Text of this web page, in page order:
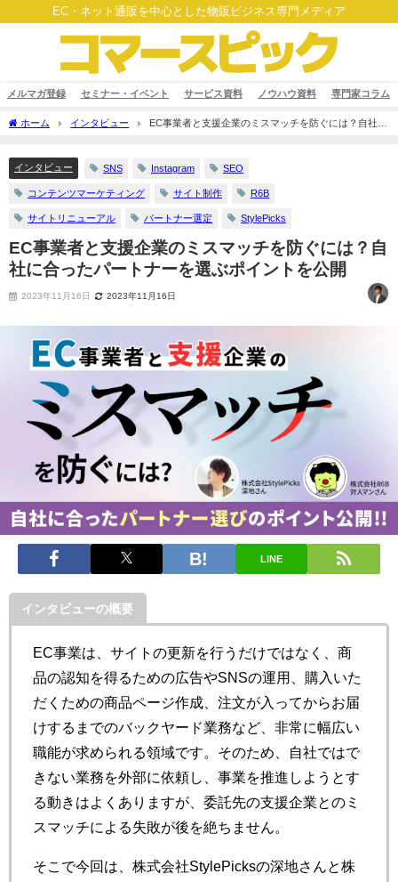
EC・ネット通販を中心とした物販ビジネス専門メディア
メルマガ登録 セミナー・イベント サービス資料 ノウハウ資料 専門家コラム
ホーム インタビュー
EC事業者と支援企業のミスマッチを防ぐには？自社に
インタビュー SNS Instagram SEO
コンテンツマーケティング サイト制作 R6B
サイトリニューアル パートナー選定 StylePicks
EC事業者と支援企業のミスマッチを防ぐには？自
社に合ったパートナーを選ぶポイントを公開
2023年11月16日 2023年11月16日
LINE
インタビューの概要
EC事業は、サイトの更新を行うだけではなく、商
品の認知を得るための広告やSNSの運用、購入いた
だくための商品ページ作成、注文が入ってからお届
けするまでのバックヤード業務など、非常に幅広い
職能が求められる領域です。そのため、自社ではで
きない業務を外部に依頼し、事業を推進しようとす
る動きはよくありますが、委託先の支援企業とのミ
スマッチによる失敗が後を絶ちません。
そこで今回は、株式会社StylePicksの深地さんと株